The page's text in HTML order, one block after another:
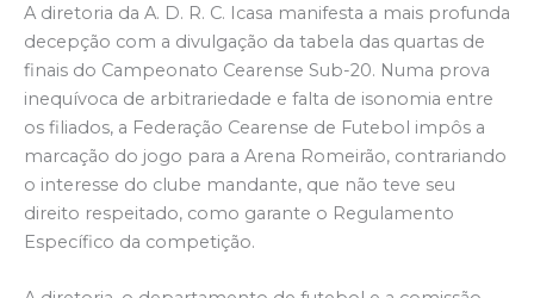
A diretoria da A. D. R. C. Icasa manifesta a mais profunda
decepção com a divulgação da tabela das quartas de
finais do Campeonato Cearense Sub-20. Numa prova
inequívoca de arbitrariedade e falta de isonomia entre
os filiados, a Federação Cearense de Futebol impôs a
marcação do jogo para a Arena Romeirão, contrariando
o interesse do clube mandante, que não teve seu
direito respeitado, como garante o Regulamento
Específico da competição.